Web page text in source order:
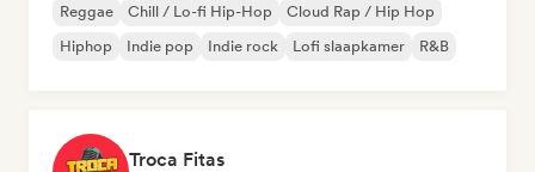
Reggae Chill / Lo-fi Hip-Hop
Cloud Rap / Hip Hop
Hiphop
Indie pop Indie rock Lofi slaapkamer R&B
Troca Fitas